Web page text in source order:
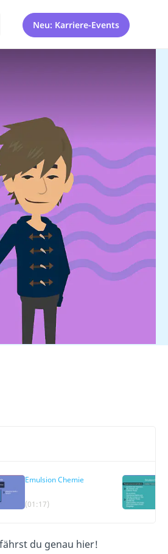
Neu: Karriere-Events
Emulsion Chemie
(01:17)
du genau hier!